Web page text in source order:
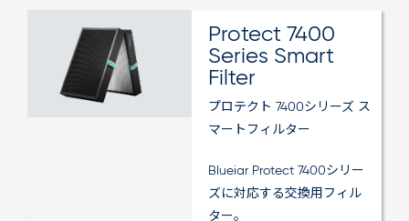
Protect 7400
Series Smart
Filter
プロテクト 7400シリーズ ス
マートフィルター
Blueiar Protect 7400シリー
ズに対応する交換用フィル
ター。